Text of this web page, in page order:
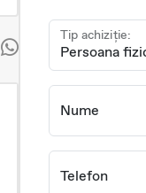
Tip achiziție:
Nume
Telefon